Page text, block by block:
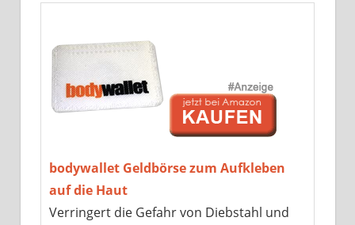
bodywallet Geldbörse zum Aufkleben
auf die Haut
Verringert die Gefahr von Diebstahl und